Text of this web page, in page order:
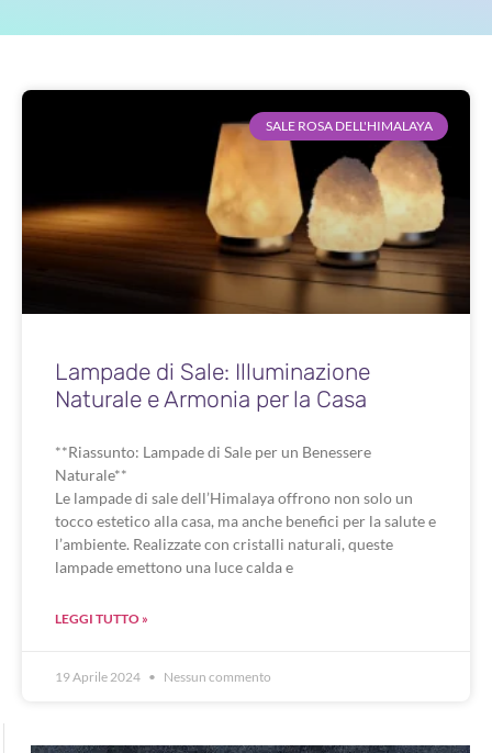
SALE ROSA DELL'HIMALAYA
Lampade di Sale: Illuminazione
Naturale e Armonia per la Casa
**Riassunto: Lampade di Sale per un Benessere
Naturale**
Le lampade di sale dell’Himalaya offrono non solo un
tocco estetico alla casa, ma anche benefici per la salute e
l’ambiente. Realizzate con cristalli naturali, queste
lampade emettono una luce calda e
LEGGI TUTTO »
19 Aprile 2024 Nessun commento